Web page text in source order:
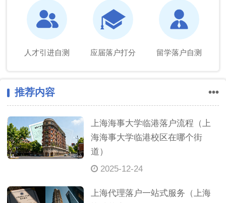
人才引进自测 应届落户打分 留学落户自测
推荐内容 •••
上海海事大学临港落户流程（上
海海事大学临港校区在哪个街
道）
2025-12-24
上海代理落户一站式服务（上海